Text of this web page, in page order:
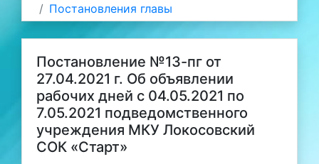
Постановления главы
Постановление №13-пг от
27.04.2021 г. Об объявлении
рабочих дней с 04.05.2021 по
7.05.2021 подведомственного
учреждения МКУ Локосовский
СОК «Старт»